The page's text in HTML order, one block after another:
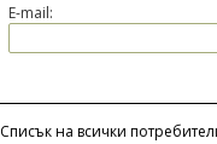
E-mail:
Списък на всички